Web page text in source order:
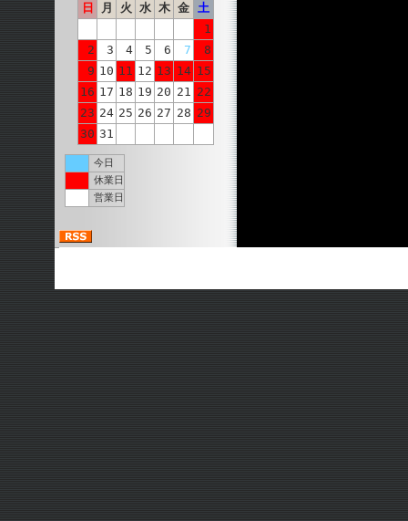
日
月 火 水 木 金 土
1
2
3 4 5 6 7
8
9 10 11 12 13 14 15
16 17 18 19 20 21 22
23 24 25 26 27 28 29
30 31
今日
休業日
営業日